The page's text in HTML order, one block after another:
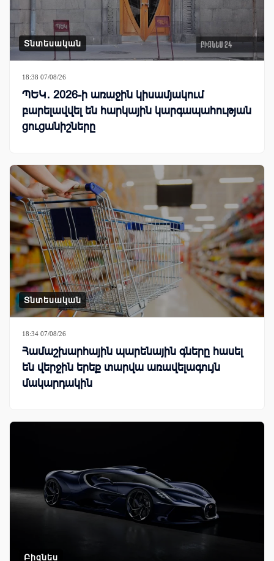
Տնտեսական
18:38 07/08/26
ՊԵԿ․ 2026-ի առաջին կիսամյակում
բարելավվել են հարկային կարգապահության
ցուցանիշները
Տնտեսական
18:34 07/08/26
Համաշխարհային պարենային գները հասել
են վերջին երեք տարվա առավելագույն
մակարդակին
Բիզնես